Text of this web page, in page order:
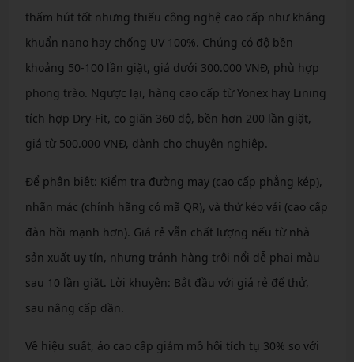
thấm hút tốt nhưng thiếu công nghệ cao cấp như kháng
khuẩn nano hay chống UV 100%. Chúng có độ bền
khoảng 50-100 lần giặt, giá dưới 300.000 VNĐ, phù hợp
phong trào. Ngược lại, hàng cao cấp từ Yonex hay Lining
tích hợp Dry-Fit, co giãn 360 độ, bền hơn 200 lần giặt,
giá từ 500.000 VNĐ, dành cho chuyên nghiệp.
Để phân biệt: Kiểm tra đường may (cao cấp phẳng kép),
nhãn mác (chính hãng có mã QR), và thử kéo vải (cao cấp
đàn hồi mạnh hơn). Giá rẻ vẫn chất lượng nếu từ nhà
sản xuất uy tín, nhưng tránh hàng trôi nổi dễ phai màu
sau 10 lần giặt. Lời khuyên: Bắt đầu với giá rẻ để thử,
sau nâng cấp dần.
Về hiệu suất, áo cao cấp giảm mồ hôi tích tụ 30% so với